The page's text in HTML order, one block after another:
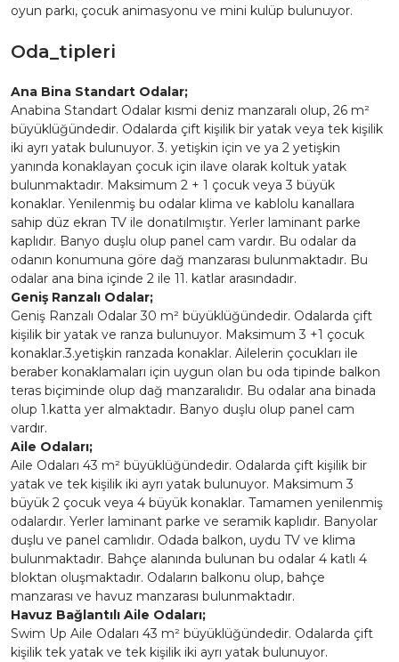
oyun parkı, çocuk animasyonu ve mini kulüp bulunuyor.
Oda_tipleri
Ana Bina Standart Odalar;
Anabina Standart Odalar kısmi deniz manzaralı olup, 26 m²
büyüklüğündedir. Odalarda çift kişilik bir yatak veya tek kişilik
iki ayrı yatak bulunuyor. 3. yetişkin için ve ya 2 yetişkin
yanında konaklayan çocuk için ilave olarak koltuk yatak
bulunmaktadır. Maksimum 2 + 1 çocuk veya 3 büyük
konaklar. Yenilenmiş bu odalar klima ve kablolu kanallara
sahip düz ekran TV ile donatılmıştır. Yerler laminant parke
kaplıdır. Banyo duşlu olup panel cam vardır. Bu odalar da
odanın konumuna göre dağ manzarası bulunmaktadır. Bu
odalar ana bina içinde 2 ile 11. katlar arasındadır.
Geniş Ranzalı Odalar;
Geniş Ranzalı Odalar 30 m² büyüklüğündedir. Odalarda çift
kişilik bir yatak ve ranza bulunuyor. Maksimum 3 +1 çocuk
konaklar.3.yetişkin ranzada konaklar. Ailelerin çocukları ile
beraber konaklamaları için uygun olan bu oda tipinde balkon
teras biçiminde olup dağ manzaralıdır. Bu odalar ana binada
olup 1.katta yer almaktadır. Banyo duşlu olup panel cam
vardır.
Aile Odaları;
Aile Odaları 43 m² büyüklüğündedir. Odalarda çift kişilik bir
yatak ve tek kişilik iki ayrı yatak bulunuyor. Maksimum 3
büyük 2 çocuk veya 4 büyük konaklar. Tamamen yenilenmiş
odalardır. Yerler laminant parke ve seramik kaplıdır. Banyolar
duşlu ve panel camlıdır. Odada balkon, uydu TV ve klima
bulunmaktadır. Bahçe alanında bulunan bu odalar 4 katlı 4
bloktan oluşmaktadır. Odaların balkonu olup, bahçe
manzarası ve havuz manzarası bulunmaktadır.
Havuz Bağlantılı Aile Odaları;
Swim Up Aile Odaları 43 m² büyüklüğündedir. Odalarda çift
kişilik tek yatak ve tek kişilik iki ayrı yatak bulunuyor.